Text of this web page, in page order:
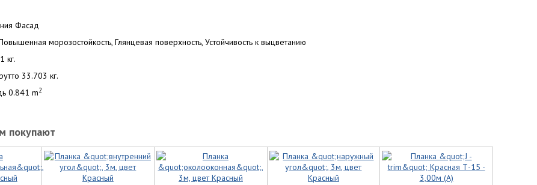
Фасад
морозостойкость, Глянцевая поверхность, Устойчивость к выцветанию
кг.
33.703 кг.
0.841 m2
покупают